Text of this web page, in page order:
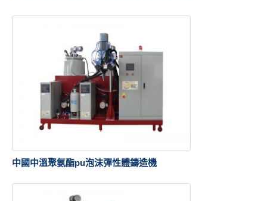
中國中溫聚氨酯pu泡沫彈性體鑄造機